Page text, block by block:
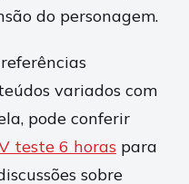
do personagem.
variados com
pode conferir
teste 6 horas para
sobre